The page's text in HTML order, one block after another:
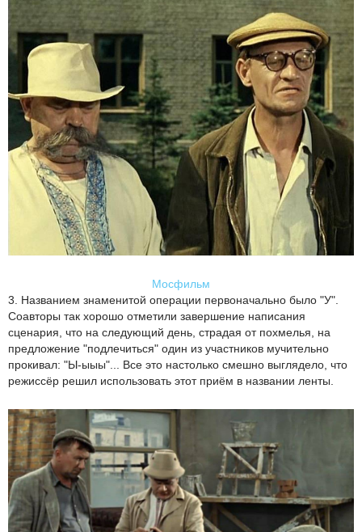
Мосфильм
3. Названием знаменитой операции первоначально было "У".
Соавторы так хорошо отметили завершение написания
сценария, что на следующий день, страдая от похмелья, на
предложение "подлечиться" один из участников мучительно
прокивал: "Ы-ыыы"... Все это настолько смешно выглядело, что
режиссёр решил использовать этот приём в названии ленты.